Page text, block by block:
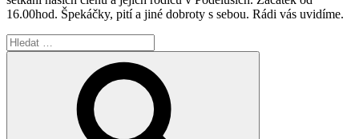
16.00hod. Špekáčky, pití a jiné dobroty s sebou. Rádi vás uvidíme.
Hledat: